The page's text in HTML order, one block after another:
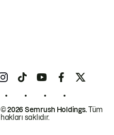
© 2026 Semrush Holdings.Tüm
hakları saklıdır.